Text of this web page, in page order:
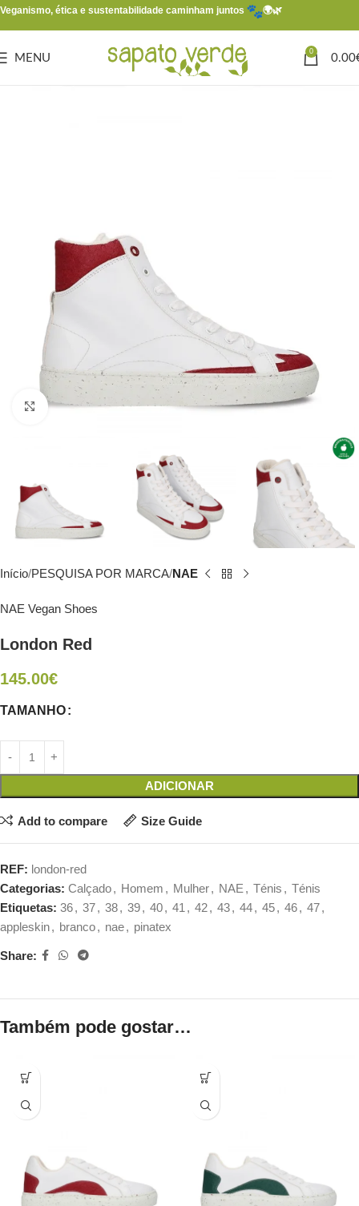
Veganismo, ética e sustentabilidade caminham juntos 🌍🌿
MENU
0
0.00
Click to enlarge
Início PESQUISA POR MARCA NAE
NAE Vegan Shoes
London Red
145.00€
TAMANHO
ADICIONAR
Add to compare Size Guide
REF: london-red
Categorias: Calçado, Homem , Mulher, NAE , Ténis , Ténis
Etiquetas: 36, 37, 38, 39, 40, 41 , 42, 43, 44, 45, 46, 47,
appleskin, branco, nae, pinatex
Share:
Também pode gostar…